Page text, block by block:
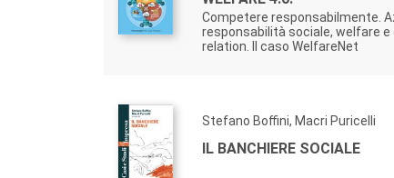
Competere responsabilmente.
responsabilità sociale, welfare
relation. Il caso WelfareNet
Stefano Boffini, Macri Puricelli
IL BANCHIERE SOCIALE